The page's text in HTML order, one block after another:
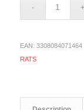
EAN: 3308084071464
RATS